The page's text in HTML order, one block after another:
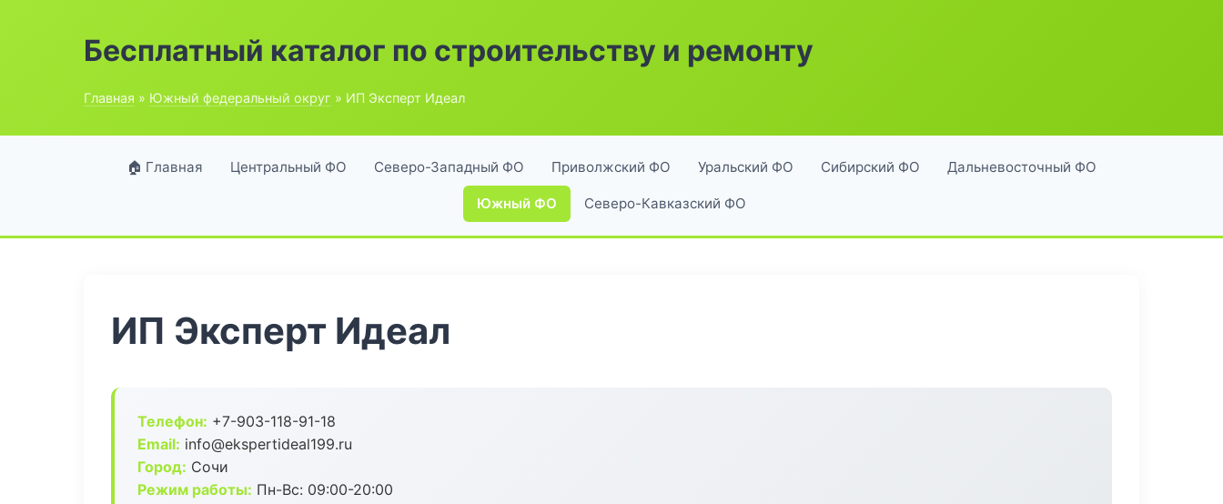
Бесплатный каталог по строительству и ремонту
Главная » Южный федеральный округ » ИП Эксперт Идеал
🏠 Главная Центральный ФО Северо-Западный ФО Приволжский ФО Уральский ФО Сибирский ФО Дальневосточный ФО
Южный ФО Северо-Кавказский ФО
ИП Эксперт Идеал
Телефон: +7-903-118-91-18
Email: info@ekspertideal199.ru
Город: Сочи
Режим работы: Пн-Вс: 09:00-20:00